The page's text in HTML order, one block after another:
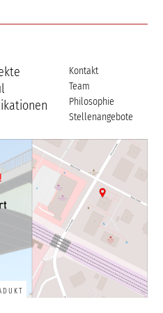
Kontakt
Team
Philosophie
Stellenangebote